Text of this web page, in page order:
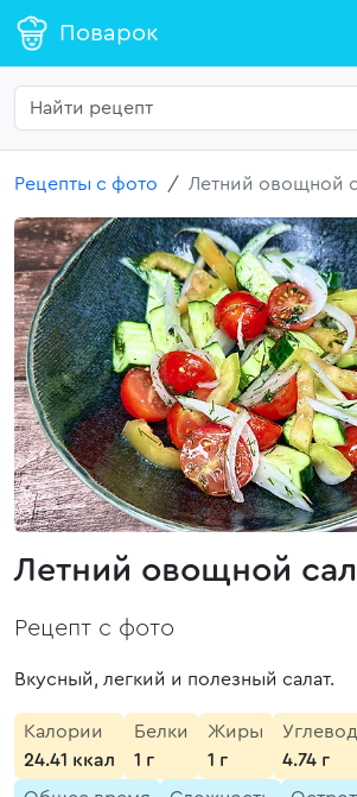
Поварок
Рецепты с фото Летний овощной
Летний овощной
Рецепт с фото
Вкусный, легкий и полезный салат.
Калории
24.41 ккал
Белки
1 г
Жиры
1 г
4.74 г